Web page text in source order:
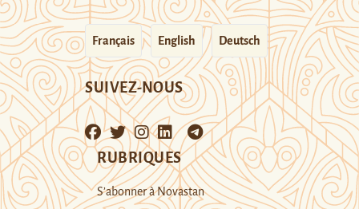
Français English Deutsch
SUIVEZ-NOUS
RUBRIQUES
S’abonner à Novastan